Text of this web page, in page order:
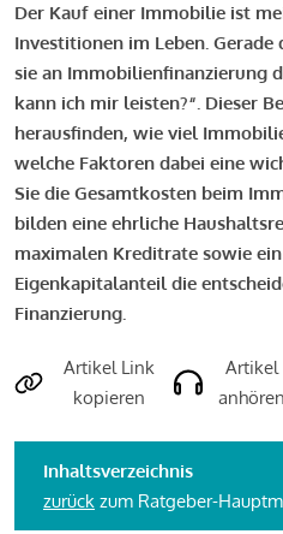
Der Kauf einer Immobilie ist
Investitionen im Leben.
sie an Immobilienfinanzierung
kann ich mir leisten?“. Dieser
herausfinden, wie viel
welche Faktoren dabei eine
Sie die Gesamtkosten beim
bilden eine ehrliche
maximalen Kreditrate sowie
Eigenkapitalanteil die
Finanzierung.
Artikel Link
kopieren
Artikel
anhören
Inhaltsverzeichnis
zurück zum Ratgeber-